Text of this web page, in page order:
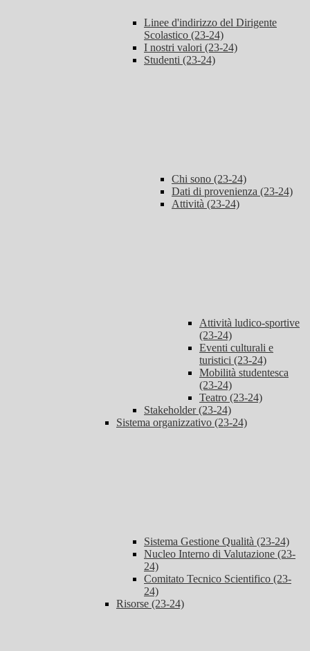
Linee d'indirizzo del Dirigente
Scolastico (23-24)
I nostri valori (23-24)
Studenti (23-24)
Chi sono (23-24)
Dati di provenienza (23-24)
Attività (23-24)
Attività ludico-sportive
(23-24)
Eventi culturali e
turistici (23-24)
Mobilità studentesca
(23-24)
Teatro (23-24)
Stakeholder (23-24)
Sistema organizzativo (23-24)
Sistema Gestione Qualità (23-24)
Nucleo Interno di Valutazione (23-
24)
Comitato Tecnico Scientifico (23-
24)
Risorse (23-24)